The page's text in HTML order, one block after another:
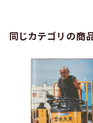
同じカテゴリの商